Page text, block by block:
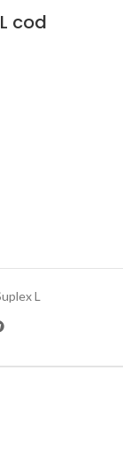
cod
L